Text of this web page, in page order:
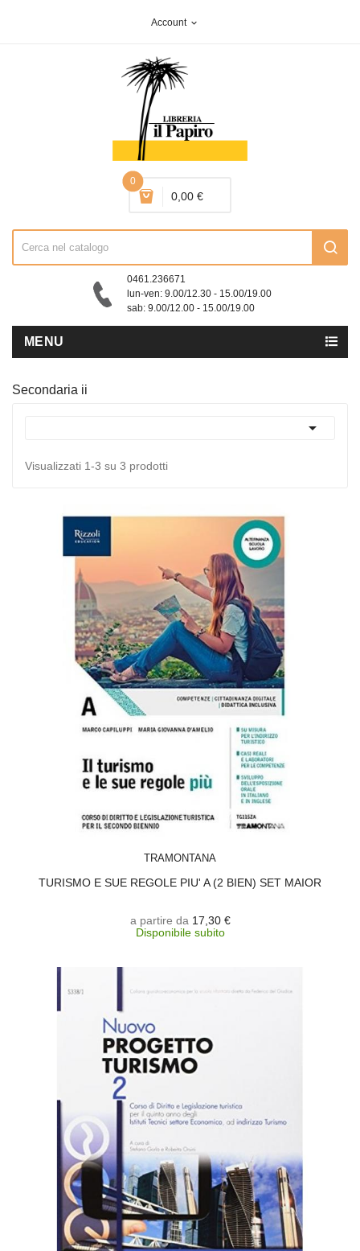
Account expand_more
0
0,00 €
0461.236671
lun-ven: 9.00/12.30 - 15.00/19.00
sab: 9.00/12.00 - 15.00/19.00
MENU
Secondaria ii

Visualizzati 1-3 su 3 prodotti
TRAMONTANA
TURISMO E SUE REGOLE PIU' A (2 BIEN) SET MAIOR
a partire da 17,30 €
Disponibile subito